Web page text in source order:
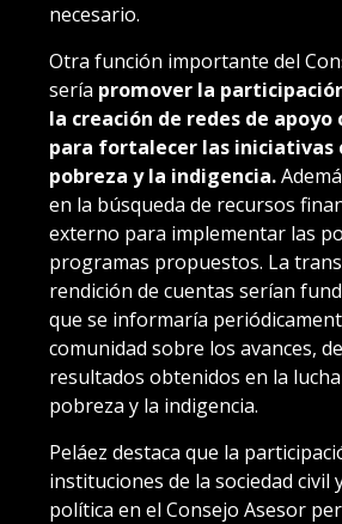
necesario.
Otra función importante del
sería promover la
la creación de redes de
para fortalecer las iniciativas
pobreza y la indigencia.
en la búsqueda de recursos
externo para implementar las
programas propuestos. La
rendición de cuentas serían
que se informaría
comunidad sobre los avances,
resultados obtenidos en la
pobreza y la indigencia.
Peláez destaca que la
instituciones de la sociedad civil
política en el Consejo Asesor